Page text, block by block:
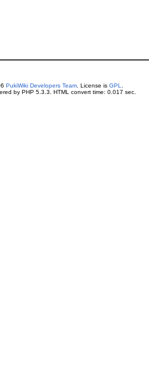
PukiWiki Developers Team. License is GPL
by PHP 5.3.3. HTML convert time: 0.017 sec.